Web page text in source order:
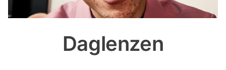
Daglenzen